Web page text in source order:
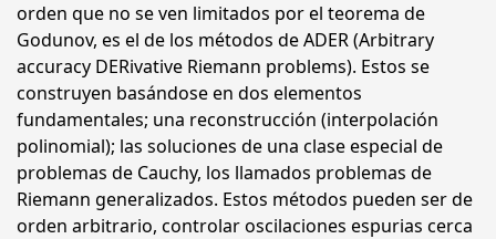
orden que no se ven limitados por el teorema de
Godunov, es el de los métodos de ADER (Arbitrary
accuracy DERivative Riemann problems). Estos se
construyen basándose en dos elementos
fundamentales; una reconstrucción (interpolación
polinomial); las soluciones de una clase especial de
problemas de Cauchy, los llamados problemas de
Riemann generalizados. Estos métodos pueden ser de
orden arbitrario, controlar oscilaciones espurias cerca